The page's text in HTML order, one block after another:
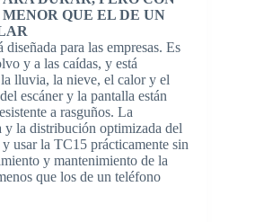
QUE EL DE UN
para las empresas. Es
y a las caídas, y está
lluvia, la nieve, el calor y el
escáner y la pantalla están
a rasguños. La
y la distribución optimizada del
usar la TC15 prácticamente sin
y mantenimiento de la
que los de un teléfono